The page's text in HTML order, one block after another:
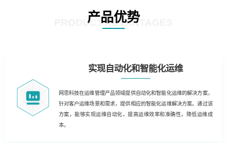
产品优势
PRODUCT ADVANTAGES
实现自动化和智能化运维
网思科技在运维管理产品领域提供自动化和智能化运维的解决方案，
针对客户运维场景和需求，提供相应的智能化运维解决方案。通过该
方案，能够实现运维自动化，提高运维效率和准确性，降低运维成
本。